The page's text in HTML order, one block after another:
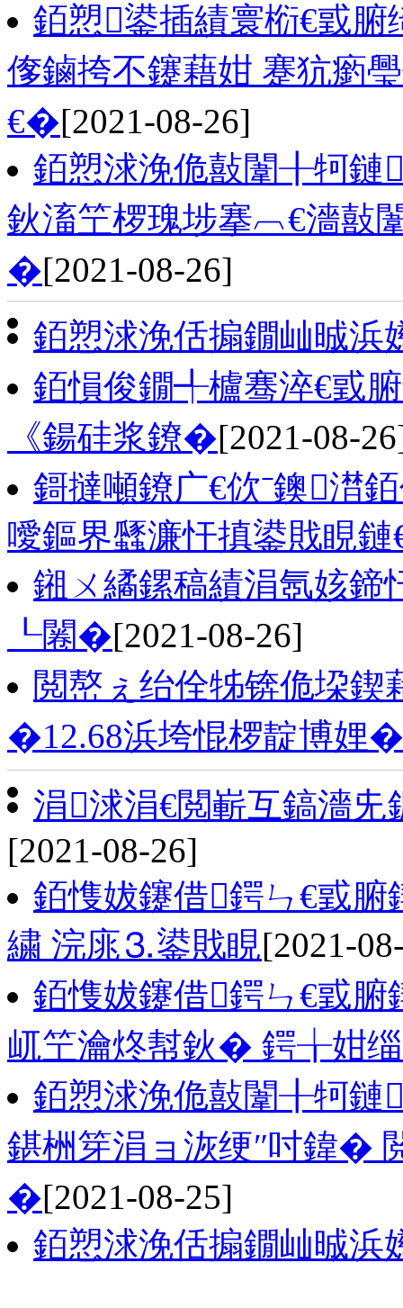
銆愬鍙插績寰椼€戜
偧鏀挎不鑳藉姏 蹇犺瘹
€�[2021-08-26]
銆愬浗浼佹敼闈╂牱鏈
鈥滀笁椤瑰埗搴︹€濇敼
�[2021-08-26]
銆愬浗浼佸搧鐗屾晠
銆愪俊鐗╃櫨骞淬€戜
《鍚硅浆鐐�[2021-08-
鎶撻噸鐐广€佽ˉ鐭澘
噯鏂界瓥濂忓搷鍙戝睍鏈
鎺ㄨ繘鏍稿績涓氬姟鍗
┖闂�[2021-08-26]
閲嶅ぇ绐佺牬锛佹垜鍥
�12.68浜垮惃椤靛博娌�
涓浗涓€閲嶄互鎬濇
[2021-08-26]
銆愯妭鑳借鍔ㄣ€戜
繍 浣庣⒊鍙戝睍[2021-
銆愯妭鑳借鍔ㄣ€戜
屼笁瀹炵幇鈥� 鍔╁姏
銆愬浗浼佹敼闈╂牱鏈
鍖栦笌涓ョ洃绠″吋鍏�
�[2021-08-25]
銆愬浗浼佸搧鐗屾晠